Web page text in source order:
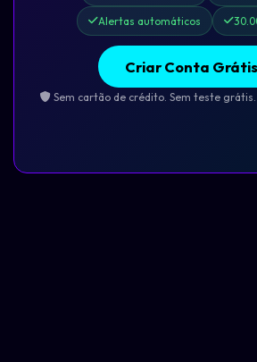
Alertas automáticos
Criar Conta
Sem cartão de crédito. Sem teste